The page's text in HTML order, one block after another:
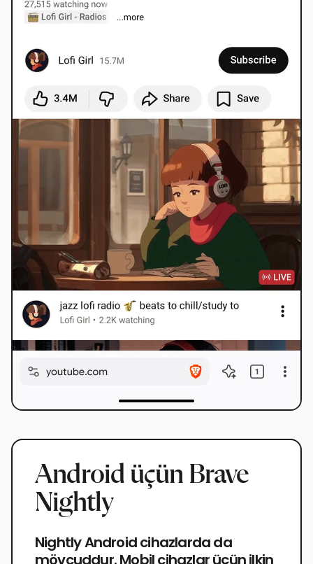
Android üçün Brave
Nightly
Nightly Android cihazlarda da
mövcuddur. Mobil cihazlar üçün ilkin